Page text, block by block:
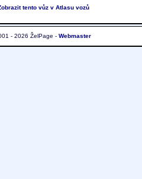
tento vůz v Atlasu vozů
- 2026 ŽelPage - Webmaster